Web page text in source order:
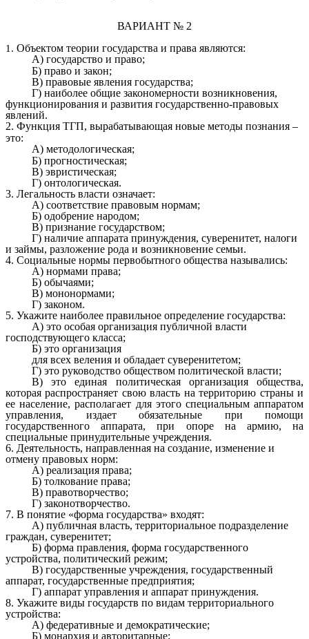
ВАРИАНТ № 2
1. Объектом теории государства и права являются:
А) государство и право;
Б) право и закон;
В) правовые явления государства;
Г) наиболее общие закономерности возникновения,
функционирования и развития государственно-правовых
явлений.
2. Функция ТГП, вырабатывающая новые методы познания –
это:
А) методологическая;
Б) прогностическая;
В) эвристическая;
Г) онтологическая.
3. Легальность власти означает:
А) соответствие правовым нормам;
Б) одобрение народом;
В) признание государством;
Г) наличие аппарата принуждения, суверенитет, налоги
и займы, разложение рода и возникновение семьи.
4. Социальные нормы первобытного общества назывались:
А) нормами права;
Б) обычаями;
В) мононормами;
Г) законом.
5. Укажите наиболее правильное определение государства:
А) это особая организация публичной власти
господствующего класса;
Б) это организация
для всех веления и обладает суверенитетом;
Г) это руководство обществом политической власти;
В) это единая политическая организация общества,
которая распространяет свою власть на территорию страны и
ее население, располагает для этого специальным аппаратом
управления, издает обязательные при помощи
государственного аппарата, при опоре на армию, на
специальные принудительные учреждения.
6. Деятельность, направленная на создание, изменение и
отмену правовых норм:
А) реализация права;
Б) толкование права;
В) правотворчество;
Г) законотворчество.
7. В понятие «форма государства» входят:
А) публичная власть, территориальное подразделение
граждан, суверенитет;
Б) форма правления, форма государственного
устройства, политический режим;
В) государственные учреждения, государственный
аппарат, государственные предприятия;
Г) аппарат управления и аппарат принуждения.
8. Укажите виды государств по видам территориального
устройства:
А) федеративные и демократические;
Б) монархия и авторитарные;